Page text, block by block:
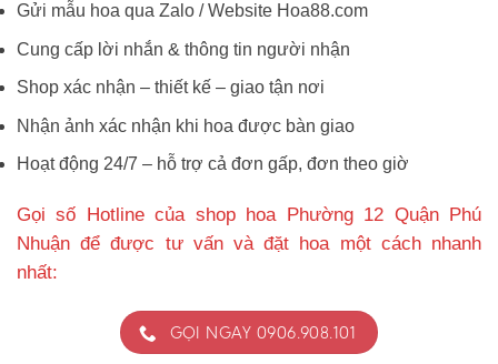
Gửi mẫu hoa qua Zalo / Website Hoa88.com
Cung cấp lời nhắn & thông tin người nhận
Shop xác nhận – thiết kế – giao tận nơi
Nhận ảnh xác nhận khi hoa được bàn giao
Hoạt động 24/7 – hỗ trợ cả đơn gấp, đơn theo giờ
Gọi số Hotline của shop hoa Phường 12 Quận Phú
Nhuận để được tư vấn và đặt hoa một cách nhanh
nhất:
GỌI NGAY 0906.908.101